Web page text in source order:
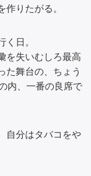
りたがる。
日。
を失いむしろ最高
た舞台の、ちょう
内、一番の良席で
自分はタバコをや